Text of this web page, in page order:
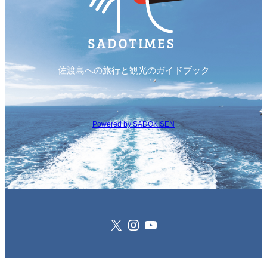
佐渡島への旅行と観光のガイドブック
Powered by SADOKISEN
X Instagram
YouTube